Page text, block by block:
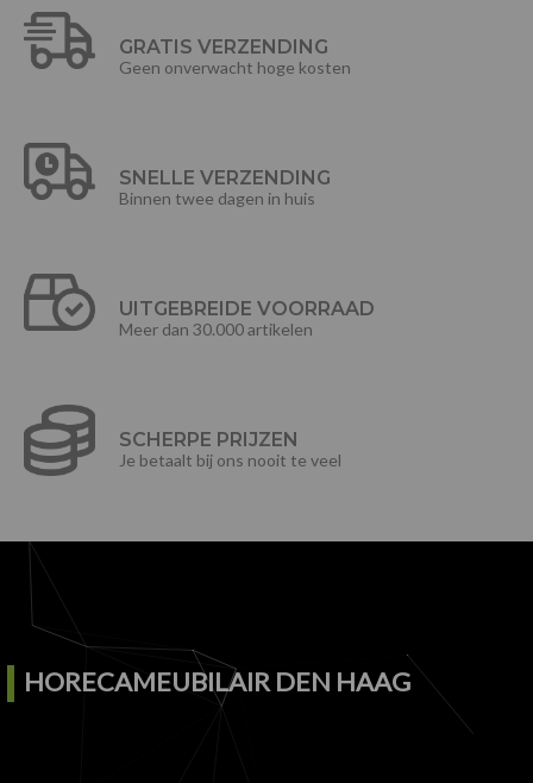
GRATIS VERZENDING
Geen onverwacht hoge kosten
SNELLE VERZENDING
Binnen twee dagen in huis
UITGEBREIDE VOORRAAD
Meer dan 30.000 artikelen
SCHERPE PRIJZEN
Je betaalt bij ons nooit te veel
HORECAMEUBILAIR DEN HAAG